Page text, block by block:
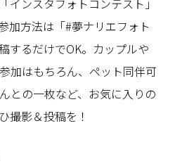
インスタフォトコンテスト」
加方法は「#夢ナリエフォト
するだけでOK。カップルや
加はもちろん、ペット同伴可
との一枚など、お気に入りの
撮影＆投稿を！